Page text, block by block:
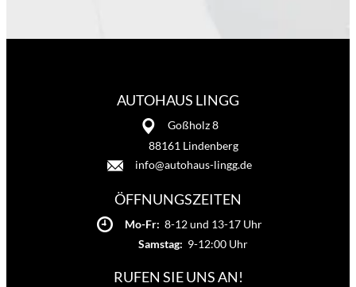
AUTOHAUS LINGG
Goßholz 8
88161 Lindenberg
info@autohaus-lingg.de
ÖFFNUNGSZEITEN
Mo-Fr: 8-12 und 13-17 Uhr
Samstag: 9-12:00 Uhr
RUFEN SIE UNS AN!